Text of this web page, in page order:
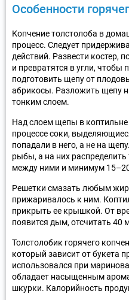
Особенности
Копчение толстолоба в
процесс. Следует
действий. Развести костер,
и превратятся в угли, чтобы
подготовить щепу от
абрикосы. Разложить щепу
тонким слоем.
Над слоем щепы в
процессе соки,
попадали в него, а не на
рыбы, а на них
между ними и минимум
Решетки смазать любым
прижаривалось к ним.
прикрыть ее крышкой. От
появится дым, отсчитать 40
Толстолобик горячего
который зависит от букета
использовался при
обладает насыщенным
шкурки. Калорийность